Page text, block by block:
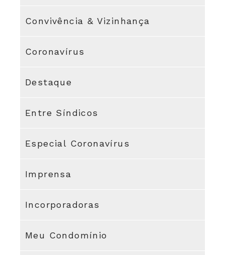
Convivência & Vizinhança
Coronavírus
Destaque
Entre Síndicos
Especial Coronavírus
Imprensa
Incorporadoras
Meu Condomínio